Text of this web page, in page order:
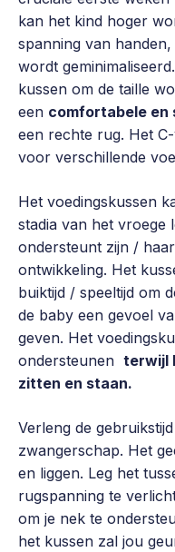
kan het kind hoger
spanning van
wordt
kussen om de taille
een comfortabele en
een rechte rug. Het
voor verschillende
Het voedingskussen
stadia van het vroege
ondersteunt zijn /
ontwikkeling. Het
buiktijd / speeltijd om
de baby een gevoel
geven. Het
ondersteunen terwijl
zitten en staan.
Verleng de
zwangerschap. Het
en liggen. Leg het
rugspanning te
om je nek te
het kussen zal jou